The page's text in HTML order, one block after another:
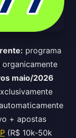
programa
organicamente
maio/2026
+ apostas
(R$ 10k-50k